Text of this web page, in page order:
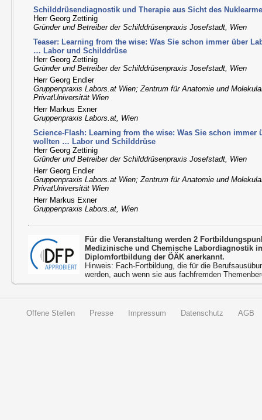
Schilddrüsendiagnostik und Therapie aus Sicht des
Herr Georg Zettinig
Gründer und Betreiber der Schilddrüsenpraxis Josefstadt, Wien
Teaser: Learning from the wise: Was Sie schon immer über
… Labor und Schilddrüse
Herr Georg Zettinig
Gründer und Betreiber der Schilddrüsenpraxis Josefstadt, Wien
Herr Georg Endler
Gruppenpraxis Labors.at Wien; Zentrum für Anatomie und
PrivatUniversität Wien
Herr Markus Exner
Gruppenpraxis Labors.at, Wien
Science-Flash: Learning from the wise: Was Sie schon immer
wollten … Labor und Schilddrüse
Herr Georg Zettinig
Gründer und Betreiber der Schilddrüsenpraxis Josefstadt, Wien
Herr Georg Endler
Gruppenpraxis Labors.at Wien; Zentrum für Anatomie und
PrivatUniversität Wien
Herr Markus Exner
Gruppenpraxis Labors.at, Wien
Für die Veranstaltung werden 2
Medizinische und Chemische Labordiagnostik
Diplomfortbildung der ÖÄK anerkannt.
Hinweis: Fach-Fortbildung, die für die
werden, auch wenn sie aus fachfremden
Offene Stellen Presse Impressum Datenschutz AGB